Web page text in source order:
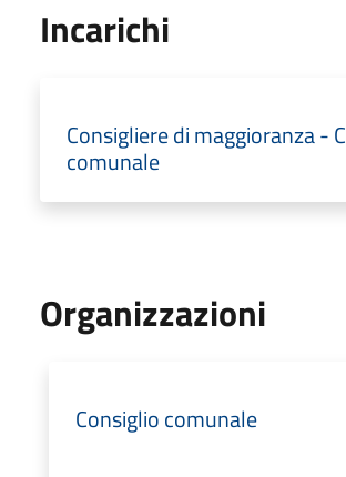
Incarichi
Consigliere di maggioranza -
comunale
Organizzazioni
Consiglio comunale